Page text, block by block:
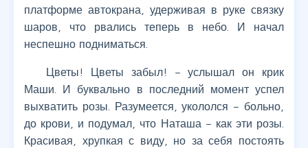
платформе автокрана, удерживая в руке связку
шаров, что рвались теперь в небо. И начал
неспешно подниматься.
Цветы! Цветы забыл! – услышал он крик
Маши. И буквально в последний момент успел
выхватить розы. Разумеется, укололся – больно,
до крови, и подумал, что Наташа – как эти розы.
Красивая, хрупкая с виду, но за себя постоять